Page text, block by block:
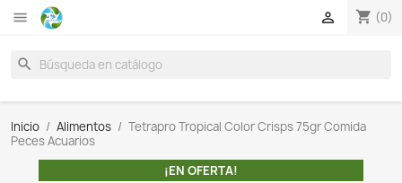

Inicio Alimentos
Tetrapro Tropical Color Crisps